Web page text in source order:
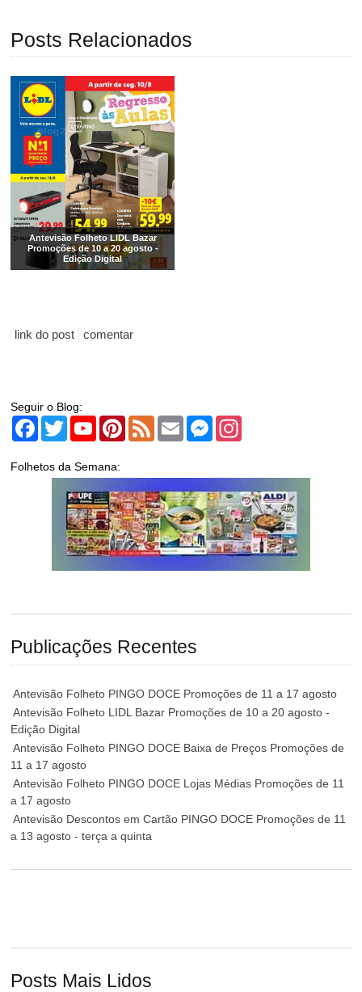
Posts Relacionados
Antevisão Folheto LIDL Bazar
Promoções de 10 a 20 agosto -
Edição Digital
link do post comentar
Seguir o Blog:
Facebook
TwitterYouTubePinterest
Feed Email Messenger
Folhetos da Semana:
Publicações Recentes
Antevisão Folheto PINGO DOCE Promoções de 11 a 17 agosto
Antevisão Folheto LIDL Bazar Promoções de 10 a 20 agosto -
Edição Digital
Antevisão Folheto PINGO DOCE Baixa de Preços Promoções de
11 a 17 agosto
Antevisão Folheto PINGO DOCE Lojas Médias Promoções de 11
a 17 agosto
Antevisão Descontos em Cartão PINGO DOCE Promoções de 11
a 13 agosto - terça a quinta
Posts Mais Lidos